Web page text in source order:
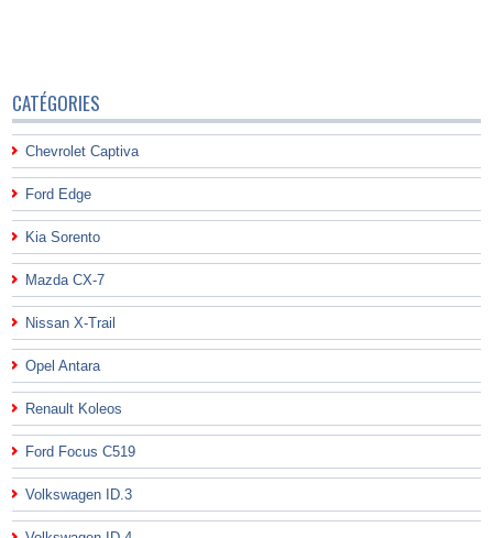
CATÉGORIES
Chevrolet Captiva
Ford Edge
Kia Sorento
Mazda CX-7
Nissan X-Trail
Opel Antara
Renault Koleos
Ford Focus C519
Volkswagen ID.3